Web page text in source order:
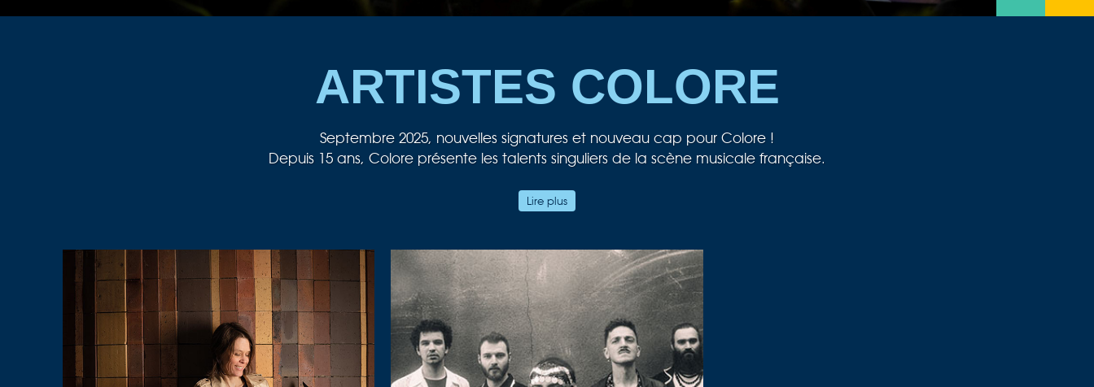
ARTISTES COLORE
Septembre 2025, nouvelles signatures et nouveau cap pour Colore !
Depuis 15 ans, Colore présente les talents singuliers de la scène musicale française.
Au cœur de notre passion musicale, le jazz ! Mais au gré des collaborations, ce monde là n’en finit pas de s’agrandir et nous
porte … vers d’autres rives, d’autres imaginaires.
Dans le même temps, un nouvel Orchestre National de Jazz — nouvelle direction et nouvelle jeunesse au passage du cap des 40
ans — nous fait l’honneur de nous confier sa diffusion.
Bref notre cœur balance fort !
Lire plus